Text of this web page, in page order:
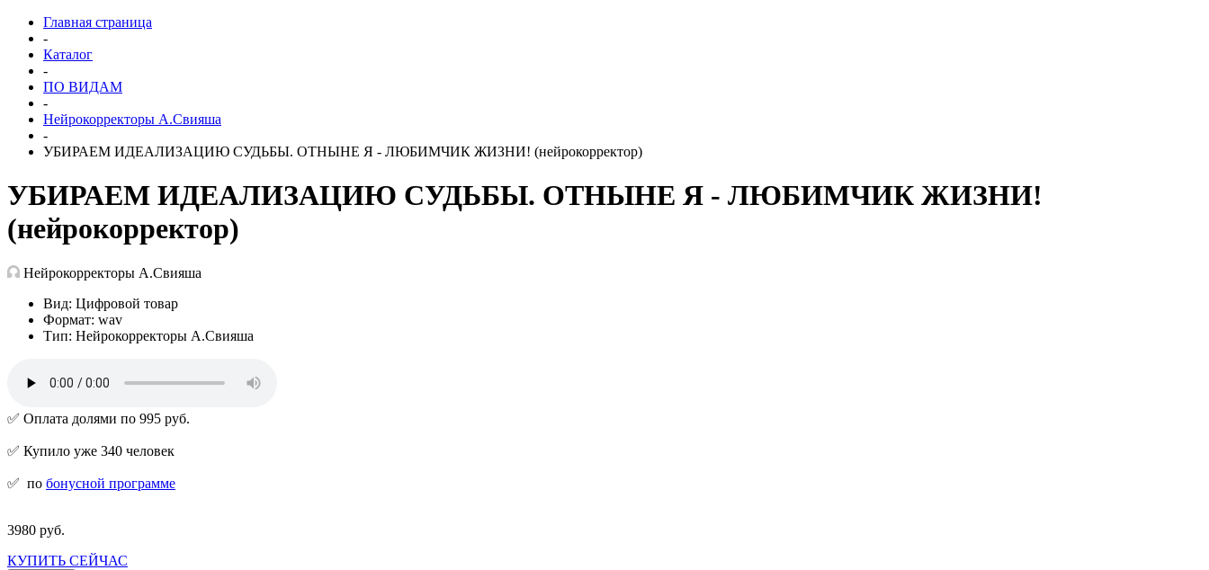
Главная страница
-
Каталог
-
ПО ВИДАМ
-
Нейрокорректоры А.Свияша
-
УБИРАЕМ ИДЕАЛИЗАЦИЮ СУДЬБЫ. ОТНЫНЕ Я - ЛЮБИМЧИК ЖИЗНИ! (нейрокорректор)
УБИРАЕМ ИДЕАЛИЗАЦИЮ СУДЬБЫ. ОТНЫНЕ Я - ЛЮБИМЧИК ЖИЗНИ!
(нейрокорректор)
Нейрокорректоры А.Свияша
Вид: Цифровой товар
Формат: wav
Тип: Нейрокорректоры А.Свияша
✅ Оплата долями по 995 руб.
✅ Купило уже 340 человек
✅ по бонусной программе
3980 руб.
КУПИТЬ СЕЙЧАС